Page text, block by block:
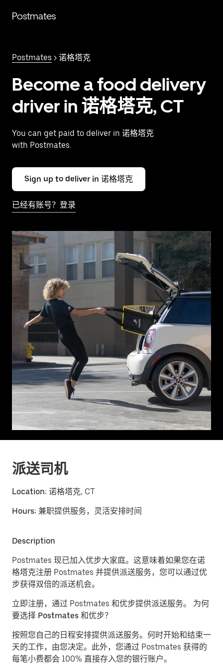
Postmates
Postmates > 诺格塔克
Become a food delivery
driver in 诺格塔克, CT
You can get paid to deliver in 诺格塔克
with Postmates.
Sign up to deliver in 诺格塔克
已经有账号？登录
派送司机
Location: 诺格塔克, CT
Hours: 兼职提供服务，灵活安排时间
Description
Postmates 现已加入优步大家庭。这意味着如果您在诺
格塔克注册 Postmates 并提供派送服务，您可以通过优
步获得双倍的派送机会。
立即注册，通过 Postmates 和优步提供派送服务。 为何
要选择 Postmates 和优步？
按照您自己的日程安排提供派送服务。 何时开始和结束一
天的工作，由您决定。此外，您通过 Postmates 获得的
每笔小费都会 100% 直接存入您的银行账户。